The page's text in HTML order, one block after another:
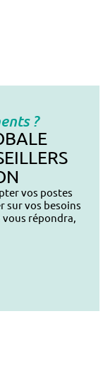
?
vos postes
sur vos besoins
répondra,